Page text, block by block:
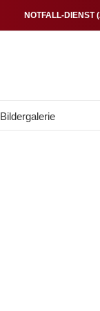
NOTFALL-
Bildergalerie